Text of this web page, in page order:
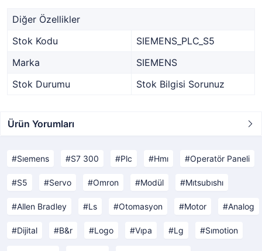
Diğer Özellikler
Stok Kodu
SIEMENS_PLC_S5
Marka
SIEMENS
Stok Durumu
Stok Bilgisi Sorunuz
Ürün Yorumları
Sıemens S7 300 Plc Hmı Operatör Paneli
S5 Servo Omron Modül Mıtsubıshı
Allen Bradley Ls Otomasyon Motor Analog
Dijital B&r Logo Vıpa Lg Sımotion